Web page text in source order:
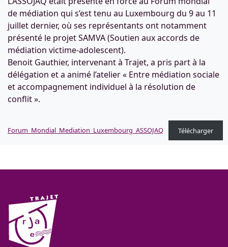
de médiation qui s’est tenu au Luxembourg du 9 au 11
juillet dernier, où ses représentants ont notamment
présenté le projet SAMVA (Soutien aux accords de
médiation victime-adolescent).
Benoit Gauthier, intervenant à Trajet, a pris part à la
délégation et a animé l’atelier « Entre médiation sociale
et accompagnement individuel à la résolution de
conflit ».
Forum_Mondial_Mediation_Luxembourg_ASSOJAQ Télécharger